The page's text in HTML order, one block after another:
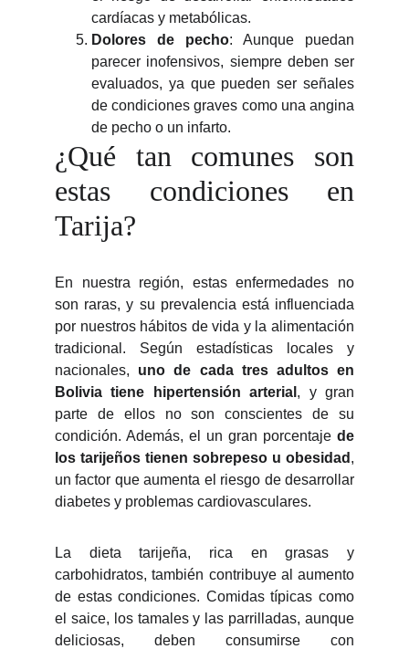
cardíacas y metabólicas.
Dolores de pecho: Aunque puedan
parecer inofensivos, siempre deben ser
evaluados, ya que pueden ser señales
de condiciones graves como una angina
de pecho o un infarto.
¿Qué tan comunes son
estas condiciones en
Tarija?
En nuestra región, estas enfermedades no
son raras, y su prevalencia está influenciada
por nuestros hábitos de vida y la alimentación
tradicional. Según estadísticas locales y
nacionales, uno de cada tres adultos en
Bolivia tiene hipertensión arterial , y gran
parte de ellos no son conscientes de su
condición. Además, el un gran porcentaje de
los tarijeños tienen sobrepeso u obesidad ,
un factor que aumenta el riesgo de desarrollar
diabetes y problemas cardiovasculares.
La dieta tarijeña, rica en grasas y
carbohidratos, también contribuye al aumento
de estas condiciones. Comidas típicas como
el saice, los tamales y las parrilladas, aunque
deliciosas, deben consumirse con